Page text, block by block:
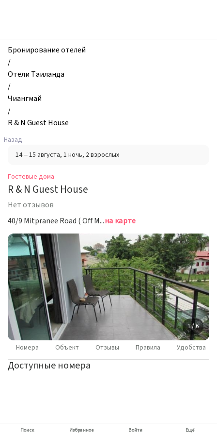
дома,
R
&
N
Guest
House,
Чиангмай,
Таиланд
Бронирование отелей
/
Отели Таиланда
/
Чиангмай
/
R & N Guest House
Назад
14 – 15 августа, 1 ночь, 2 взрослых
Гостевые дома
R & N Guest House
Нет отзывов
40/9 Mitpranee Road ( Off Moon Muang Soi 1 ), Tambon Phra Sing, Muang Chiang Mai District, Чиангмайна карте
1 / 6
Номера Объект Отзывы Правила Удобства
Доступные номера
Поиск Избранное Войти Ещё